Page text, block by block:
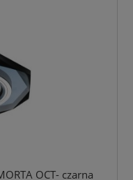
OCT- czarna